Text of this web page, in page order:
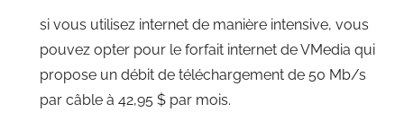
si vous utilisez internet de manière intensive, vous
pouvez opter pour le forfait internet de VMedia qui
propose un débit de téléchargement de 50 Mb/s
par câble à 42,95 $ par mois.